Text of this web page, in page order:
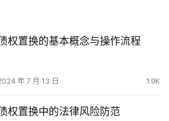
权置换的基本概念与操作流程
年 7 月 13 日 1.9K
权置换中的法律风险防范